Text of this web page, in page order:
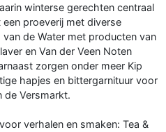
winterse gerechten centraal
proeverij met diverse
de Water met producten van
en Van der Veen Noten
zorgen onder meer Kip
hapjes en bittergarnituur voor
de Versmarkt.
verhalen en smaken: Tea &